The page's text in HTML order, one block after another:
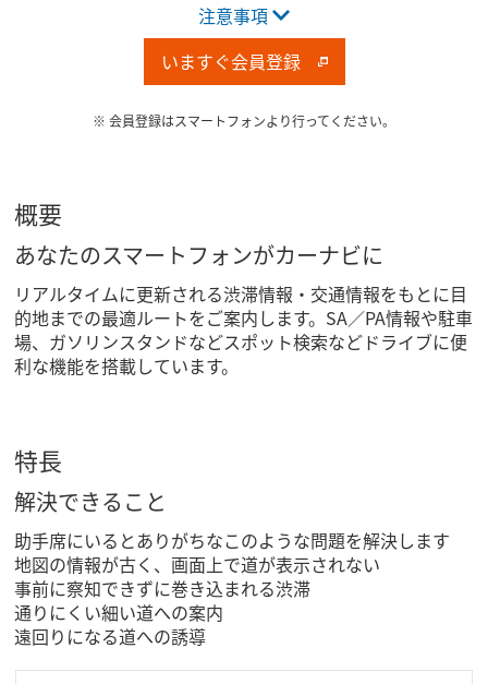
注意事項
いますぐ会員登録
※ 会員登録はスマートフォンより行ってください。
概要
あなたのスマートフォンがカーナビに
リアルタイムに更新される渋滞情報・交通情報をもとに目
的地までの最適ルートをご案内します。SA／PA情報や駐車
場、ガソリンスタンドなどスポット検索などドライブに便
利な機能を搭載しています。
特長
解決できること
助手席にいるとありがちなこのような問題を解決します
地図の情報が古く、画面上で道が表示されない
事前に察知できずに巻き込まれる渋滞
通りにくい細い道への案内
遠回りになる道への誘導